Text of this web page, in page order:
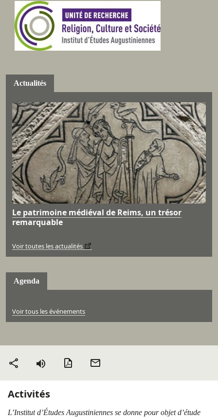
Actualités
Le patrimoine médiéval de Reims, un trésor
remarquable
Voir toutes les actualités
Agenda
Voir tous les événements
Partager Version PDF
Activités
L’Institut d’Études Augustiniennes se donne pour objet d’étude